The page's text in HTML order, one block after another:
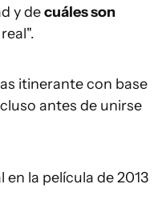
y decuáles son
itinerante con base
antes de unirse
la película de 2013